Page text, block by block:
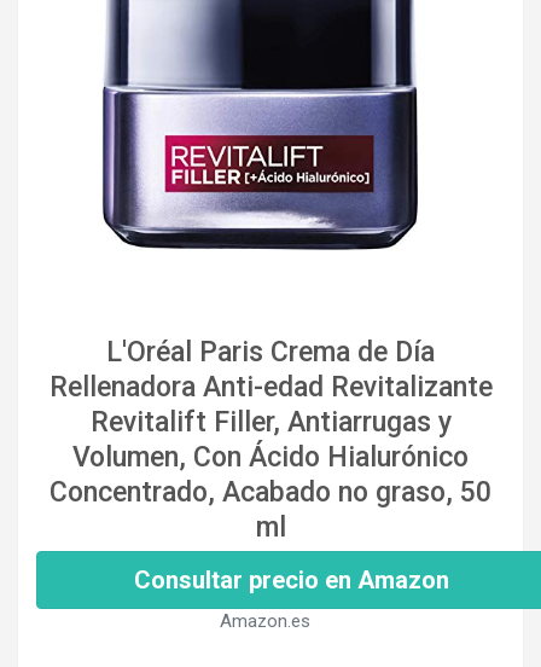
L'Oréal Paris Crema de Día
Rellenadora Anti-edad Revitalizante
Revitalift Filler, Antiarrugas y
Volumen, Con Ácido Hialurónico
Concentrado, Acabado no graso, 50
ml
Consultar precio en Amazon
Amazon.es